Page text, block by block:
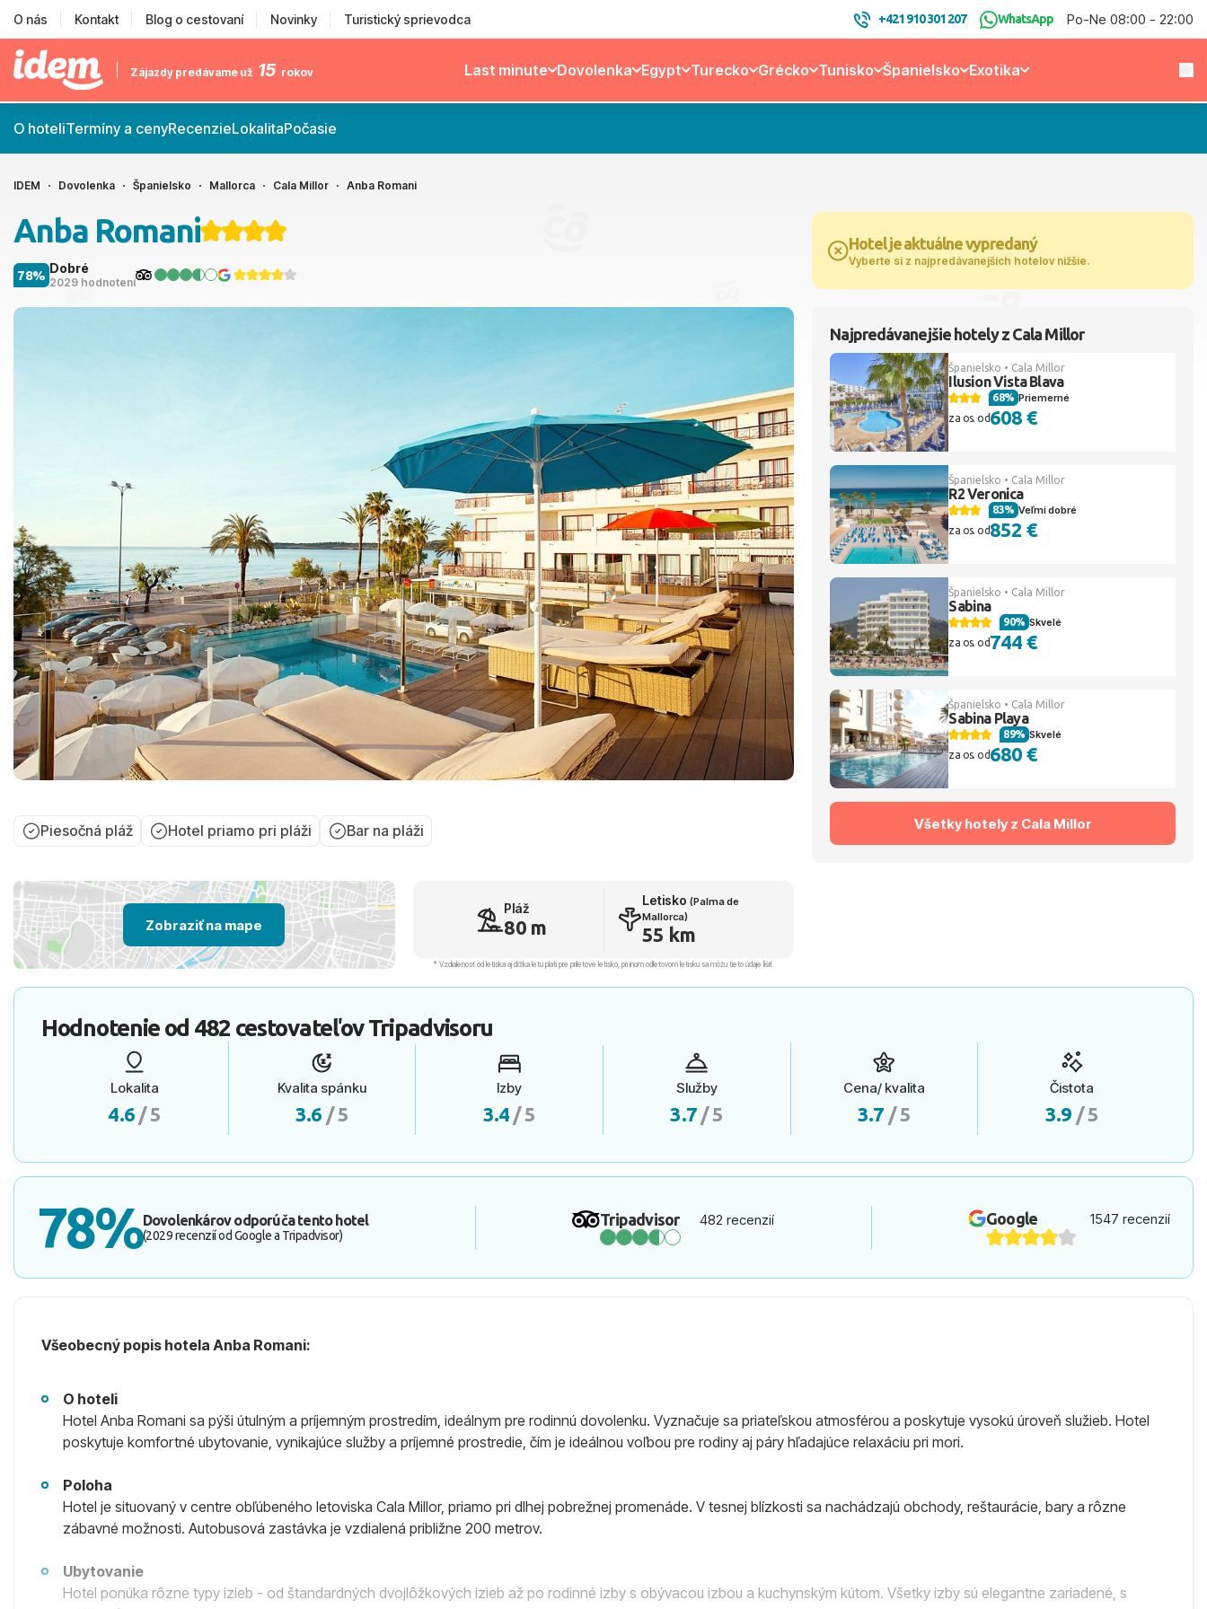
O nás Kontakt Blog o cestovaní Novinky Turistický sprievodca +421 910 301 207 WhatsApp Po-Ne 08:00 - 22:00
Zájazdy predávame už 15 rokov Last minute Dovolenka Egypt Turecko Grécko Tunisko Španielsko Exotika
O hoteliTermíny a cenyRecenzieLokalitaPočasie
IDEM Dovolenka Španielsko Mallorca Cala Millor Anba Romani
Anba Romani
Dobré
2029 hodnotení
78%
Piesočná pláž Hotel priamo pri pláži Bar na pláži
Hotel je aktuálne vypredaný
Vyberte si z najpredávanejších hotelov nižšie.
Najpredávanejšie hotely z Cala Millor
Španielsko • Cala Millor
Ilusion Vista Blava
Priemerné
68%
za os. od608 €
Španielsko • Cala Millor
R2 Veronica
Veľmi dobré
83%
za os. od852 €
Španielsko • Cala Millor
Sabina
Skvelé
90%
za os. od744 €
Španielsko • Cala Millor
Sabina Playa
Skvelé
89%
za os. od680 €
Všetky hotely z Cala Millor
Zobraziť na mape
Pláž
80 m
Letisko(Palma de
Mallorca)
55 km
* Vzdialenosť od letiska aj dľžka letu platí pre príletové letisko, pri inom odletovom letisku sa môžu tieto údaje líšiť.
Hodnotenie od 482 cestovateľovTripadvisoru
Lokalita
4.6 / 5
Kvalita spánku
3.6 / 5
Izby
3.4 / 5
Služby
3.7 / 5
Cena/ kvalita
3.7 / 5
Čistota
3.9 / 5
78%Dovolenkárov odporúča tento hotel
(2029 recenzií od Google a Tripadvisor)
Tripadvisor 482 recenzií Google 1547 recenzií
Všeobecný popis hotela Anba Romani:
O hoteli
Hotel Anba Romani sa pýši útulným a príjemným prostredím, ideálnym pre rodinnú dovolenku. Vyznačuje sa priateľskou atmosférou a poskytuje vysokú úroveň služieb. Hotel
poskytuje komfortné ubytovanie, vynikajúce služby a príjemné prostredie, čím je ideálnou voľbou pre rodiny aj páry hľadajúce relaxáciu pri mori.
Poloha
Hotel je situovaný v centre obľúbeného letoviska Cala Millor, priamo pri dlhej pobrežnej promenáde. V tesnej blízkosti sa nachádzajú obchody, reštaurácie, bary a rôzne
zábavné možnosti. Autobusová zastávka je vzdialená približne 200 metrov.
Ubytovanie
Hotel ponúka rôzne typy izieb - od štandardných dvojlôžkových izieb až po rodinné izby s obývacou izbou a kuchynským kútom. Všetky izby sú elegantne zariadené, s